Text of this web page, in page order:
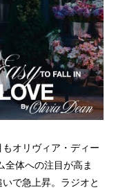
オリヴィア・ディー
全体への注目が高ま
で急上昇。ラジオと